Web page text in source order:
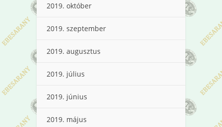
2019. október
2019. szeptember
2019. augusztus
2019. július
2019. június
2019. május